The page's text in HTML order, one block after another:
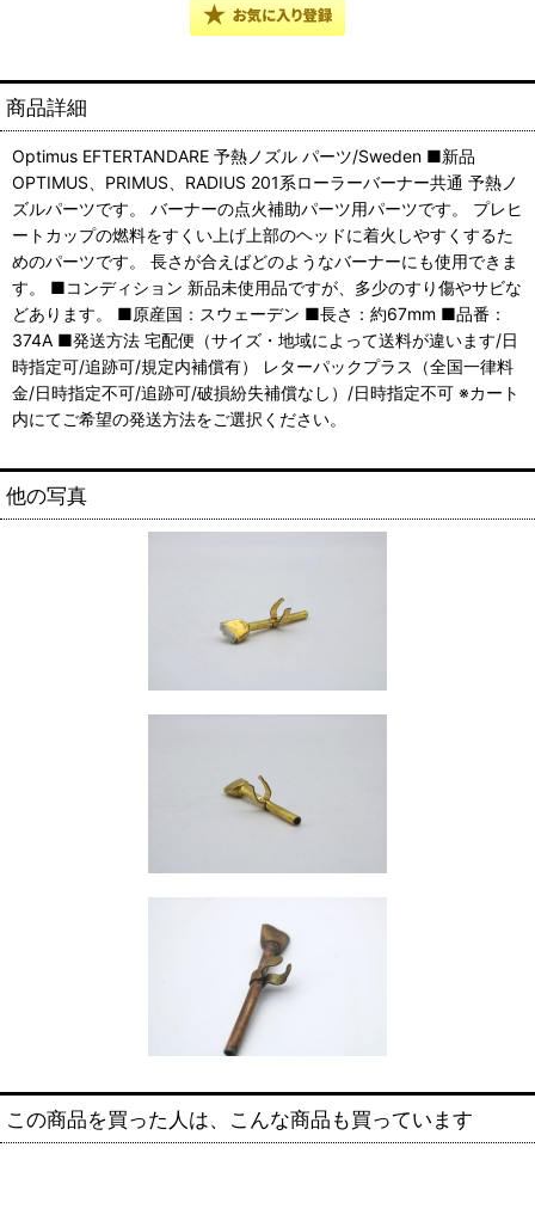
商品詳細
Optimus EFTERTANDARE 予熱ノズル パーツ/Sweden ■新品
OPTIMUS、PRIMUS、RADIUS 201系ローラーバーナー共通 予熱ノ
ズルパーツです。 バーナーの点火補助パーツ用パーツです。 プレヒ
ートカップの燃料をすくい上げ上部のヘッドに着火しやすくするた
めのパーツです。 長さが合えばどのようなバーナーにも使用できま
す。 ■コンディション 新品未使用品ですが、多少のすり傷やサビな
どあります。 ■原産国：スウェーデン ■長さ：約67mm ■品番：
374A ■発送方法 宅配便（サイズ・地域によって送料が違います/日
時指定可/追跡可/規定内補償有） レターパックプラス（全国一律料
金/日時指定不可/追跡可/破損紛失補償なし）/日時指定不可 ※カート
内にてご希望の発送方法をご選択ください。
他の写真
この商品を買った人は、こんな商品も買っています